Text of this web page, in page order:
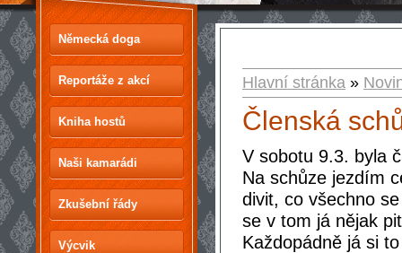
Německá doga
Reportáže z akcí
Kniha hostů
Naši kamarádi
Zkušební řády
Výcvik
Hlavní stránka »
Členská
V sobotu 9.3. byla
Na schůze jezdím
divit, co všechno
se v tom já nějak
Každopádně já si